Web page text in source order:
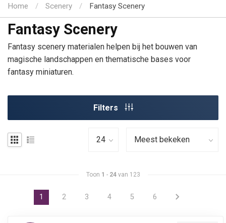
Home / Scenery / Fantasy Scenery
Fantasy Scenery
Fantasy scenery materialen helpen bij het bouwen van
magische landschappen en thematische bases voor
fantasy miniaturen.
Filters
Toon 1 - 24van 123
1 2 3 4 5 6